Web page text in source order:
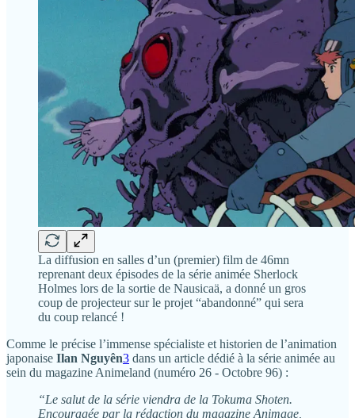
La diffusion en salles d’un (premier) film de 46mn
reprenant deux épisodes de la série animée Sherlock
Holmes lors de la sortie de Nausicaä, a donné un gros
coup de projecteur sur le projet “abandonné” qui sera
du coup relancé !
Comme le précise l’immense spécialiste et historien de l’animation
japonaise Ilan Nguyên3 dans un article dédié à la série animée au
sein du magazine Animeland (numéro 26 - Octobre 96) :
“Le salut de la série viendra de la Tokuma Shoten.
Encouragée par la rédaction du magazine Animage,